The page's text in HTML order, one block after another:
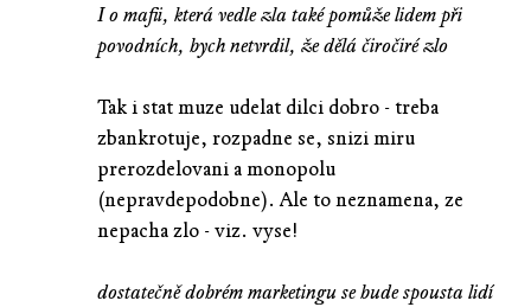
I o mafii, která vedle zla také pomůže lidem při
povodních, bych netvrdil, že dělá čiročiré zlo
Tak i stat muze udelat dilci dobro - treba
zbankrotuje, rozpadne se, snizi miru
prerozdelovani a monopolu
(nepravdepodobne). Ale to neznamena, ze
nepacha zlo - viz. vyse!
dostatečně dobrém marketingu se bude spousta lidí